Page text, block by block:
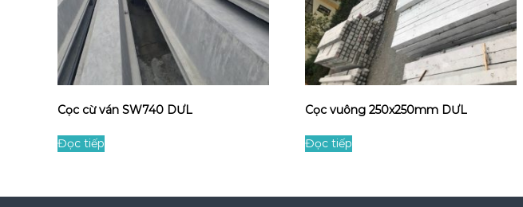
Cọc cừ ván SW740 DƯL
Đọc tiếp
Cọc vuông 250x250mm DƯL
Đọc tiếp